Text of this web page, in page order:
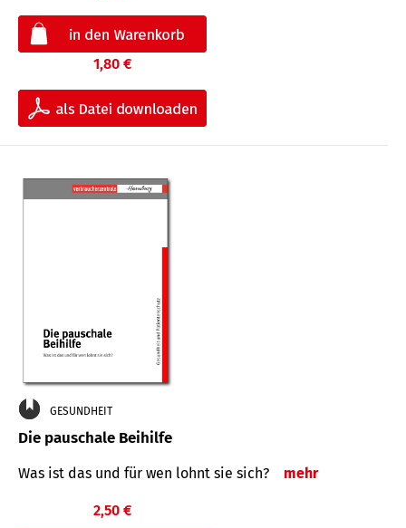
1,80 €
GESUNDHEIT
Die pauschale Beihilfe
Was ist das und für wen lohnt sie sich? mehr
2,50 €